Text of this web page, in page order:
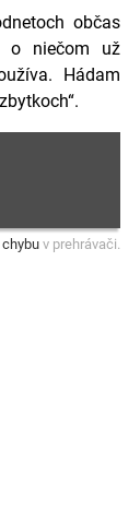
občas
o niečom už
Hádam
v prehrávači.